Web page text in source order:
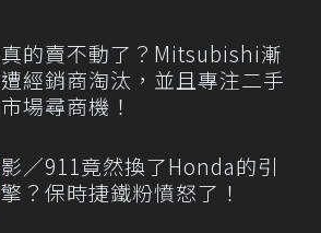
真的賣不動了？Mitsubishi漸
遭經銷商淘汰，並且專注二手
市場尋商機！
影／911竟然換了Honda的引
擎？保時捷鐵粉憤怒了！